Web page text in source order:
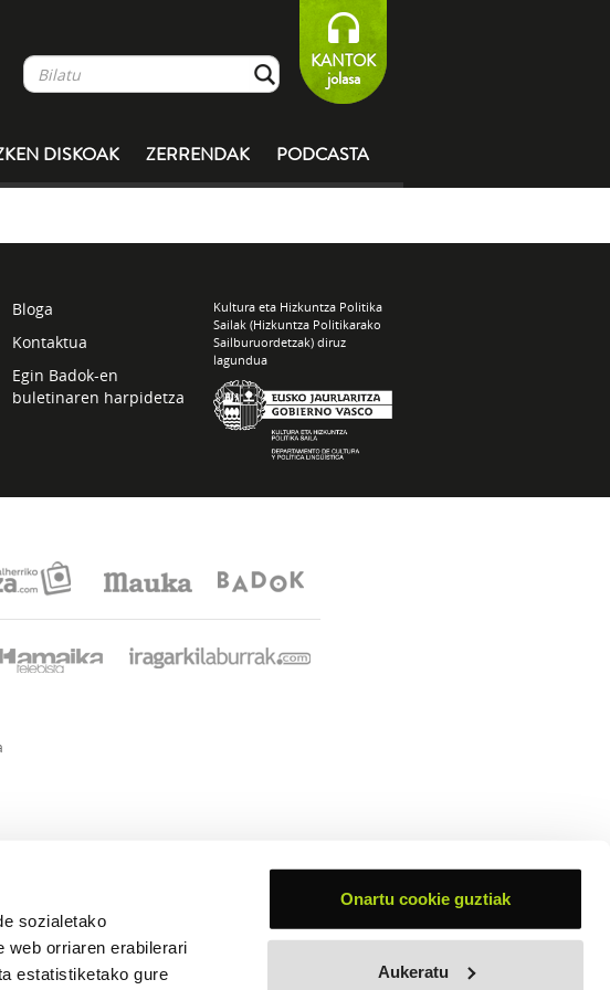
sozialetako
web orriaren erabilerari
estatistiketako gure
Onartu cookie guztiak
Aukeratu
KANTOK
jolasa
DISKOAK ZERRENDAK PODCASTA
Bloga
Kontaktua
Egin Badok-en
buletinaren harpidetza
Kultura eta Hizkuntza Politika
Sailak (Hizkuntza Politikarako
Sailburuordetzak) diruz
lagundua